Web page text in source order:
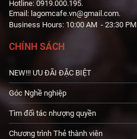
Hotline: 0919.000.195.
Email: lagomcafe.vn@gmail.com.
Business Hours: 10:00 AM - 23:30 PM
CHÍNH SÁCH
NEW!!! ƯU ĐÃI ĐẶC BIỆT
Góc Nghề nghiệp
Tìm đối tác nhượng quyền
Chương trình Thẻ thành viên